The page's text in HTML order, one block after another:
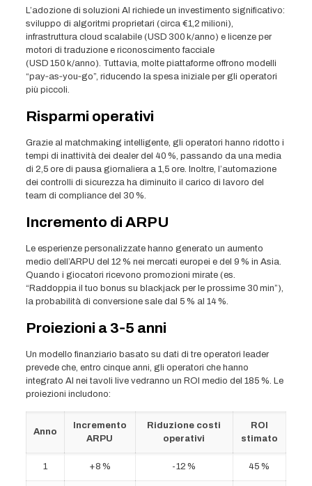
L’adozione di soluzioni AI richiede un investimento significativo:
sviluppo di algoritmi proprietari (circa €1,2 milioni),
infrastruttura cloud scalabile (USD 300 k/anno) e licenze per
motori di traduzione e riconoscimento facciale
(USD 150 k/anno). Tuttavia, molte piattaforme offrono modelli
“pay‑as‑you‑go”, riducendo la spesa iniziale per gli operatori
più piccoli.
Risparmi operativi
Grazie al matchmaking intelligente, gli operatori hanno ridotto i
tempi di inattività dei dealer del 40 %, passando da una media
di 2,5 ore di pausa giornaliera a 1,5 ore. Inoltre, l’automazione
dei controlli di sicurezza ha diminuito il carico di lavoro del
team di compliance del 30 %.
Incremento di ARPU
Le esperienze personalizzate hanno generato un aumento
medio dell’ARPU del 12 % nei mercati europei e del 9 % in Asia.
Quando i giocatori ricevono promozioni mirate (es.
“Raddoppia il tuo bonus su blackjack per le prossime 30 min”),
la probabilità di conversione sale dal 5 % al 14 %.
Proiezioni a 3‑5 anni
Un modello finanziario basato su dati di tre operatori leader
prevede che, entro cinque anni, gli operatori che hanno
integrato AI nei tavoli live vedranno un ROI medio del 185 %. Le
proiezioni includono:
Anno
Incremento
ARPU
Riduzione costi
operativi
ROI
stimato
1 +8 % -12 % 45 %